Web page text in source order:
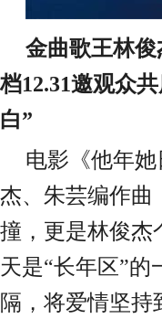
金曲歌王林俊
档12.31邀观众
白”
电影《他年
杰、朱芸编作曲
撞，更是林俊杰
天是“长年区”
隔，将爱情坚持